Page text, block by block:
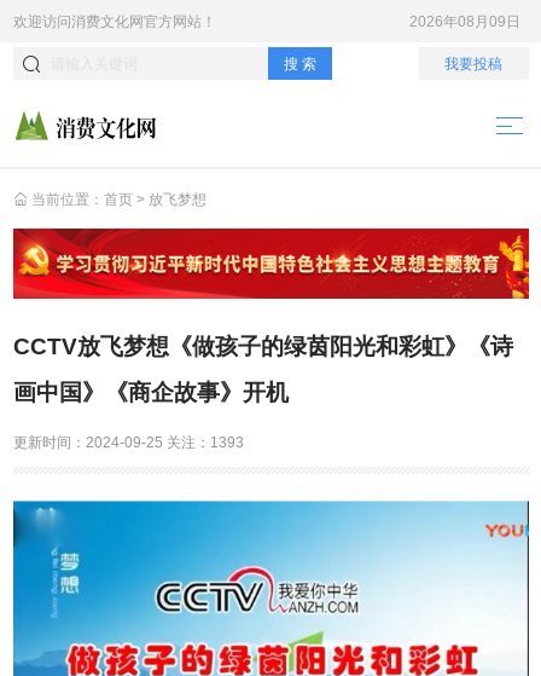
欢迎访问消费文化网官方网站！ 2026年08月09日
搜 索 我要投稿
当前位置： 首页 > 放飞梦想
CCTV放飞梦想《做孩子的绿茵阳光和彩虹》《诗
画中国》《商企故事》开机
更新时间： 2024-09-25 关注： 1393